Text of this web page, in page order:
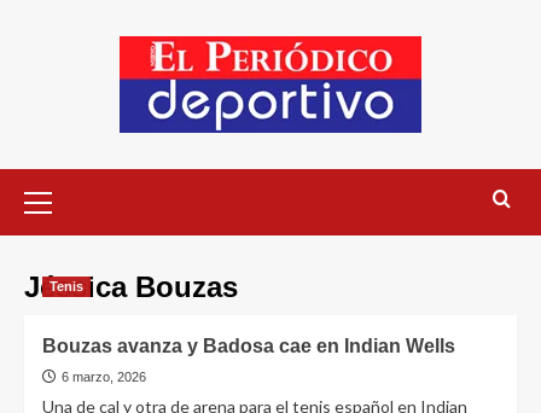
Jéssica Bouzas
Tenis
Bouzas avanza y Badosa cae en Indian Wells
6 marzo, 2026
Una de cal y otra de arena para el tenis español en Indian